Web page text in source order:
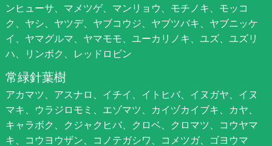
ンヒューサ、マメツゲ、マンリョウ、モチノキ、モッコ
ク、ヤシ、ヤツデ、ヤブコウジ、ヤブツバキ、ヤブニッケ
イ、ヤマグルマ、ヤマモモ、ユーカリノキ、ユズ、ユズリ
ハ、リンボク、レッドロビン
常緑針葉樹
アカマツ、アスナロ、イチイ、イトヒバ、イヌガヤ、イヌ
マキ、ウラジロモミ、エゾマツ、カイヅカイブキ、カヤ、
キャラボク、クジャクヒバ、クロベ、クロマツ、コウヤマ
キ、コウヨウザン、コノテガシワ、コメツガ、ゴヨウマ